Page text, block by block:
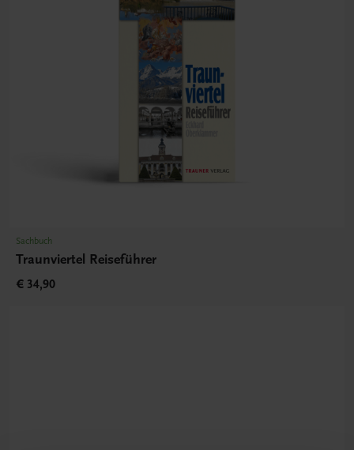
Sachbuch
Traunviertel Reiseführer
€ 34,90